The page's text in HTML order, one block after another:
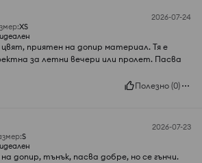
2026-07-24
:XS
идеален
приятен на допир материал. Тя е
за летни вечери или пролет. Пасва
Полезно (0)
2026-07-23
:S
идеален
допир, тънък, пасва добре, но се гънчи.